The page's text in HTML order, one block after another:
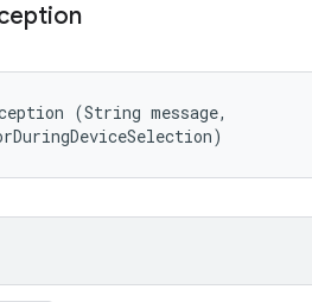
(String message,